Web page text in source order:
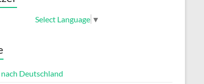
Select Language ▼
Deutschland